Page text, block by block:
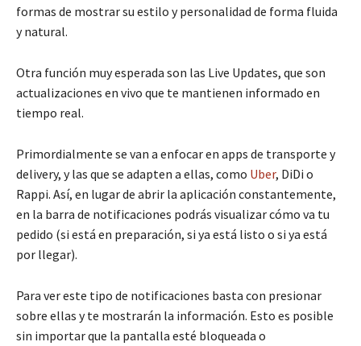
formas de mostrar su estilo y personalidad de forma fluida
y natural.
Otra función muy esperada son las Live Updates, que son
actualizaciones en vivo que te mantienen informado en
tiempo real.
Primordialmente se van a enfocar en apps de transporte y
delivery, y las que se adapten a ellas, como Uber, DiDi o
Rappi. Así, en lugar de abrir la aplicación constantemente,
en la barra de notificaciones podrás visualizar cómo va tu
pedido (si está en preparación, si ya está listo o si ya está
por llegar).
Para ver este tipo de notificaciones basta con presionar
sobre ellas y te mostrarán la información. Esto es posible
sin importar que la pantalla esté bloqueada o